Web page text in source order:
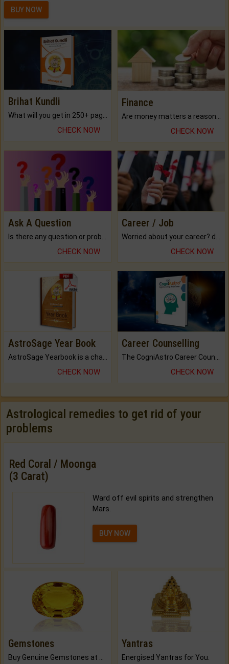
BUY NOW
Brihat Kundli
CHECK NOW
Finance
CHECK NOW
Ask A Question
CHECK NOW
Career / Job
CHECK NOW
AstroSage Year Book
AstroSage Yearbook is a channel to fulfill your dreams and destiny.
CHECK NOW
Career Counselling
The CogniAstro Career Counselling Report is the most comprehensive report available on this topic.
CHECK NOW
Astrological remedies to get rid of your
problems
Red Coral / Moonga
(3 Carat)
Ward off evil spirits and strengthen
Mars.
BUY NOW
Gemstones
Buy Genuine Gemstones at Best Prices.
Yantras
Energised Yantras for You.